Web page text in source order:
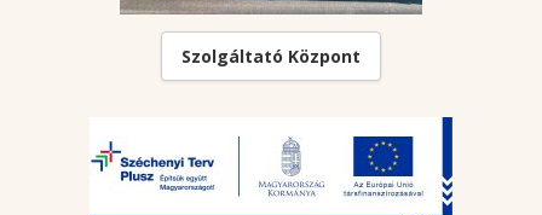
Szolgáltató Központ